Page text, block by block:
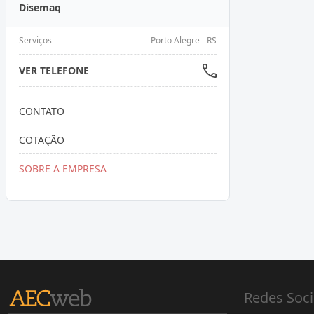
Disemaq
Serviços Porto Alegre - RS
VER TELEFONE
CONTATO
COTAÇÃO
SOBRE A EMPRESA
Redes